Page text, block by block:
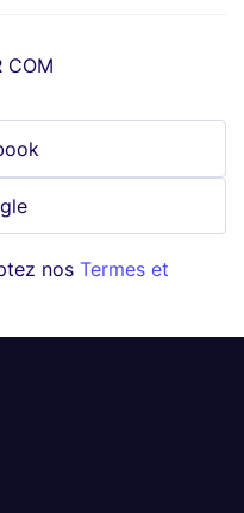
COM
nos Termes et